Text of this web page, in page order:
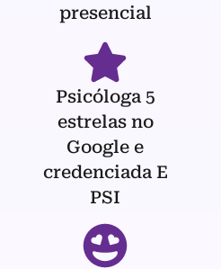
presencial
Psicóloga 5
estrelas no
Google e
credenciada E
PSI